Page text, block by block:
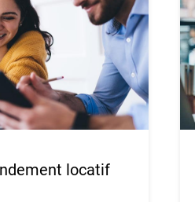
locatif